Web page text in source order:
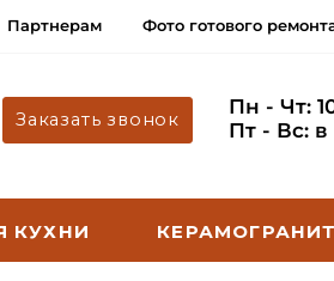
Партнерам Фото готового
Заказать звонок
Пн - Чт:
Пт - Вс: в
КУХНИ КЕРАМОГРАНИТ